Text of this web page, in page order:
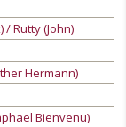
/ Rutty (John)
Hermann)
Bienvenu)